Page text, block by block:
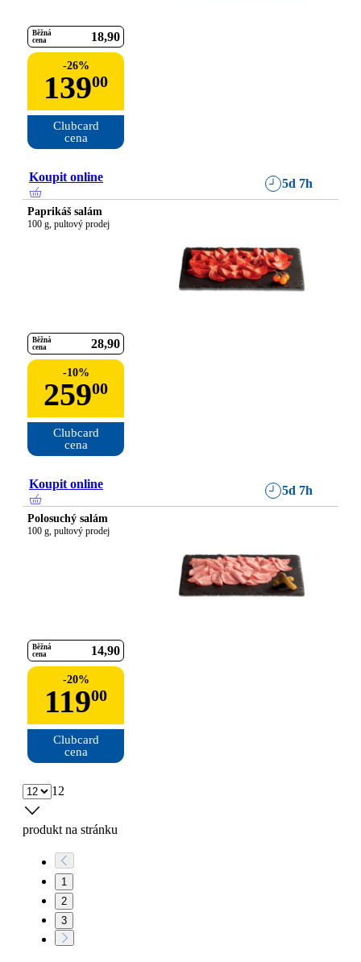
Běžná
cena
18 90
-26%
13900
Clubcard
cena
Koupit online 5d 7h
Paprikáš salám
100 g, pultový prodej
Běžná
cena
28 90
-10%
25900
Clubcard
cena
Koupit online 5d 7h
Polosuchý salám
100 g, pultový prodej
Běžná
cena
14 90
-20%
11900
Clubcard
cena
12
produkt na stránku
1
2
3